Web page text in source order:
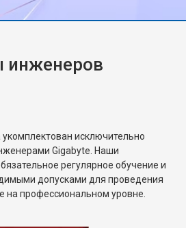
инженеров
исключительно
Gigabyte. Наши
регулярное обучение и
допусками для проведения
на профессиональном уровне.